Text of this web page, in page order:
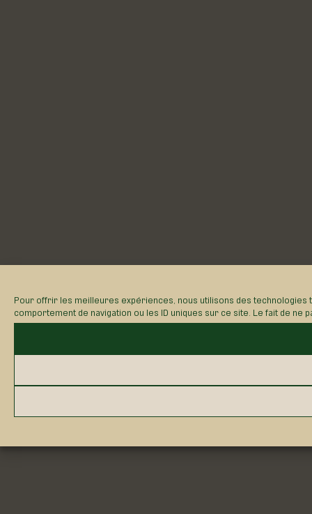
Pour offrir les meilleures expériences, nous utilisons des
comportement de navigation ou les ID uniques sur ce site. Le fait de